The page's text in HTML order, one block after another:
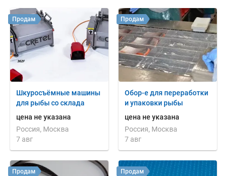
Шкуросъёмные машины
для рыбы со склада
цена не указана
Россия, Москва
7 авг
Продам
Обор-е для переработки
и упаковки рыбы
цена не указана
Россия, Москва
7 авг
Продам
Продам Продам